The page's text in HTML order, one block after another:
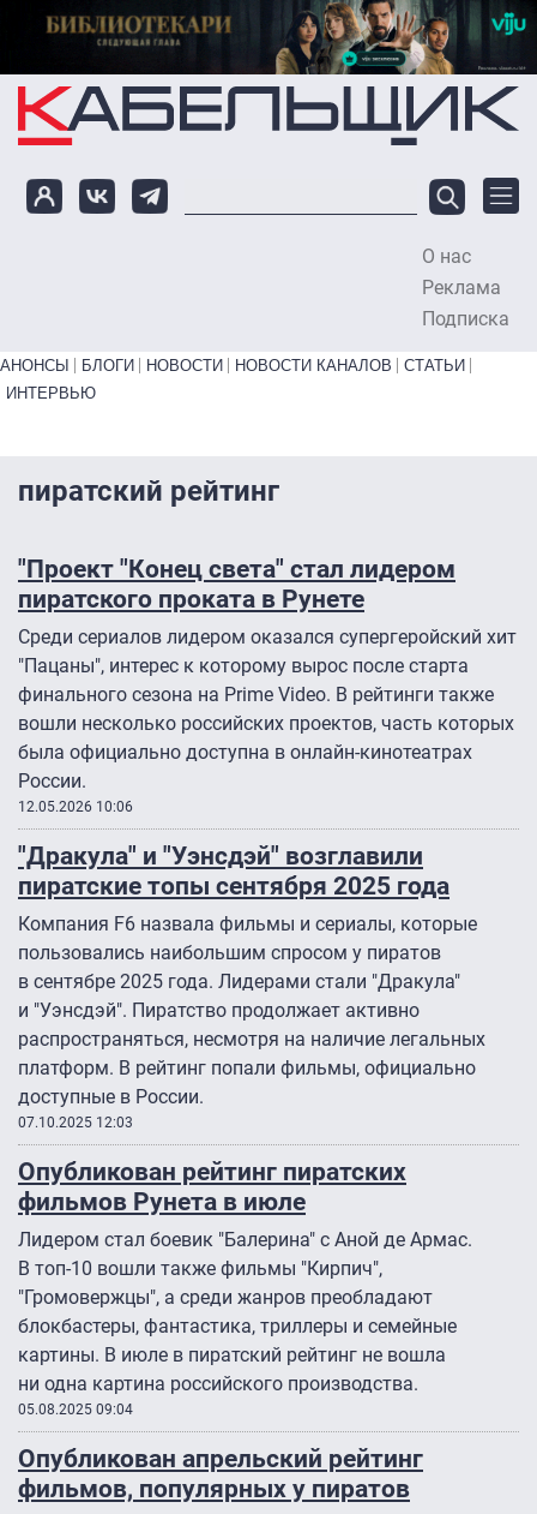
Перейти к основному содержанию
О нас
Реклама
Подписка
Primary links bottom
АНОНСЫ БЛОГИ НОВОСТИ НОВОСТИ КАНАЛОВ
СТАТЬИ
ИНТЕРВЬЮ
пиратский рейтинг
"Проект "Конец света" стал лидером
пиратского проката в Рунете
Среди сериалов лидером оказался супергеройский хит
"Пацаны", интерес к которому вырос после старта
финального сезона на Prime Video. В рейтинги также
вошли несколько российских проектов, часть которых
была официально доступна в онлайн-кинотеатрах
России.
12.05.2026 10:06
"Дракула" и "Уэнсдэй" возглавили
пиратские топы сентября 2025 года
Компания F6 назвала фильмы и сериалы, которые
пользовались наибольшим спросом у пиратов
в сентябре 2025 года. Лидерами стали "Дракула"
и "Уэнсдэй". Пиратство продолжает активно
распространяться, несмотря на наличие легальных
платформ. В рейтинг попали фильмы, официально
доступные в России.
07.10.2025 12:03
Опубликован рейтинг пиратских
фильмов Рунета в июле
Лидером стал боевик "Балерина" с Аной де Армас.
В топ-10 вошли также фильмы "Кирпич",
"Громовержцы", а среди жанров преобладают
блокбастеры, фантастика, триллеры и семейные
картины. В июле в пиратский рейтинг не вошла
ни одна картина российского производства.
05.08.2025 09:04
Опубликован апрельский рейтинг
фильмов, популярных у пиратов